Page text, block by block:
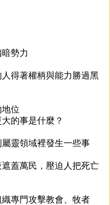
勢力
得著權柄與能力勝過黑
位
的事是什麼？
靈領域裡發生一些事
蓋萬民，壓迫人把死亡
專門攻擊教會、牧者